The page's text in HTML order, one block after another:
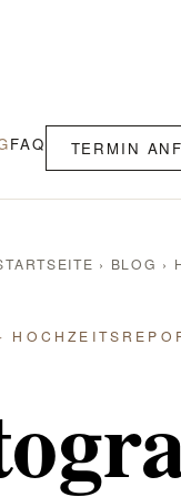
FAQ TERMIN
› BLOG ›